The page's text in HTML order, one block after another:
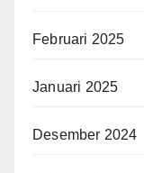
Februari 2025
Januari 2025
Desember 2024